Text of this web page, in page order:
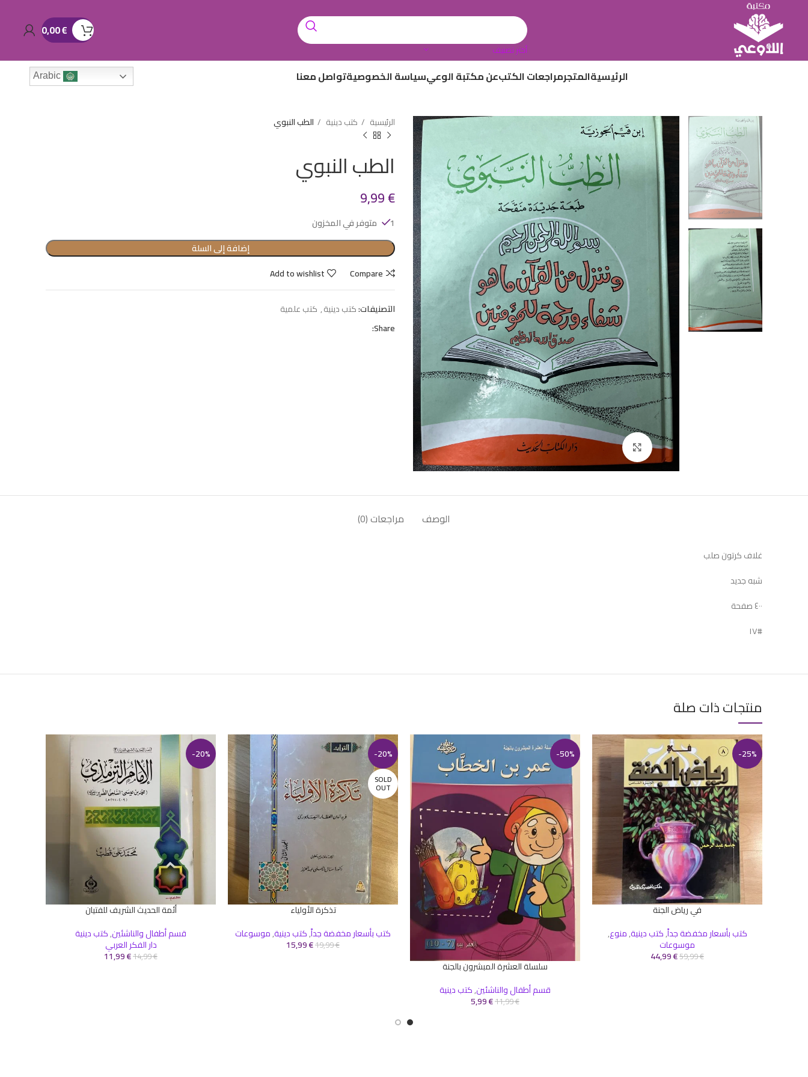
أختر تصنيف
0,00€
الرئيسيةالمتجرمراجعات الكتبعن مكتبة الوعيسياسة الخصوصيةتواصل معنا Arabic
Click to enlarge
الرئيسية كتب دينية الطب النبوي
الطب النبوي
9,99€
1 متوفر في المخزون
إضافة إلى السلة
Compare
Add to wishlist
التصنيفات:كتب دينية, كتب علمية
Share:
الوصف مراجعات (0)
غلاف كرتون صلب
شبه جديد
٤٠٠ صفحة
#١٧
منتجات ذات صلة
-25%
في رياض الجنة
كتب بأسعار مخفضة جداً,كتب دينية,منوع,
موسوعات
59,99€
44,99€
-50%
إضافة إلى السلةسلسلة العشرة المبشرون بالجنة
قسم أطفال والناشئين,كتب دينية
11,99€
5,99€
-20%
SOLD
OUT
تذكرة الأولياء
كتب بأسعار مخفضة جداً,كتب دينية,موسوعات
19,99€
15,99€
-20%
إضافة إلى السلةأئمة الحديث الشريف للفتيان
قسم أطفال والناشئين,كتب دينية
دار الفكر العربي
14,99€
11,99€